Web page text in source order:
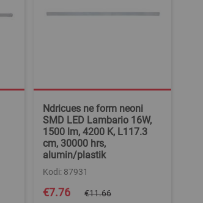
Ndricues ne form neoni
SMD LED Lambario 16W,
1500 lm, 4200 K, L117.3
cm, 30000 hrs,
alumin/plastik
Kodi: 87931
Special
Price
€7.76 €11.66